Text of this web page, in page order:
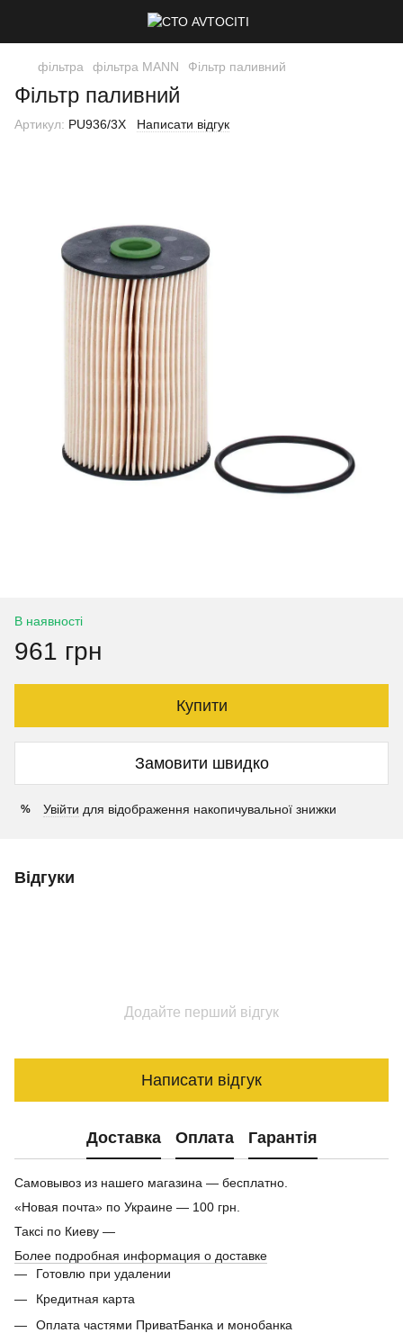
фільтра фільтра MANN Фільтр паливний
Фільтр паливний
Артикул: PU936/3X Написати відгук
В наявності
961 грн
Купити
Замовити швидко
% Увійти для відображення накопичувальної знижки
Відгуки
Додайте перший відгук
Написати відгук
Доставка Оплата Гарантія
Самовывоз из нашего магазина — бесплатно.
«Новая почта» по Украине — 100 грн.
Таксі по Киеву —
Более подробная информация о доставке
Готовлю при удалении
Кредитная карта
Оплата частями ПриватБанка и монобанка